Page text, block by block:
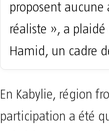
proposent aucune
réaliste », a plaidé
Hamid, un cadre
En Kabylie, région
participation a été